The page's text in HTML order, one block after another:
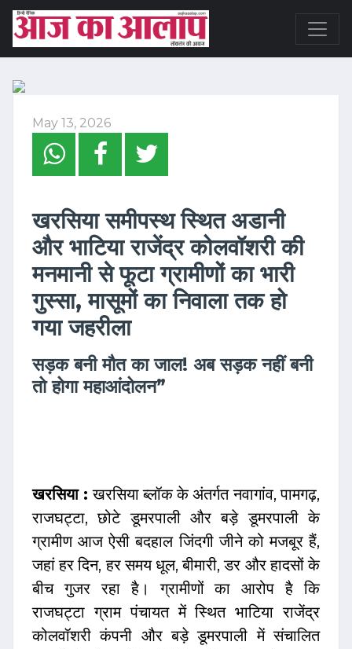
May 13, 2026
खरसिया समीपस्थ स्थित अडानी
और भाटिया राजेंद्र कोलवॉशरी की
मनमानी से फूटा ग्रामीणों का भारी
गुस्सा, मासूमों का निवाला तक हो
गया जहरीला
सड़क बनी मौत का जाल! अब सड़क नहीं बनी
तो होगा महाआंदोलन”
खरसिया : खरसिया ब्लॉक के अंतर्गत नवागांव, पामगढ़,
राजघट्टा, छोटे डूमरपाली और बड़े डूमरपाली के
ग्रामीण आज ऐसी बदहाल जिंदगी जीने को मजबूर हैं,
जहां हर दिन, हर समय धूल, बीमारी, डर और हादसों के
बीच गुजर रहा है। ग्रामीणों का आरोप है कि
राजघट्टा ग्राम पंचायत में स्थित भाटिया राजेंद्र
कोलवॉशरी कंपनी और बड़े डूमरपाली में संचालित